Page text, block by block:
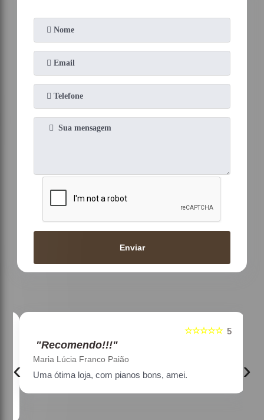
Enviar
5
☆☆☆☆☆
"Recomendo!!!"
Maria Lúcia Franco Paião
Uma ótima loja, com pianos bons, amei.
‹ ›